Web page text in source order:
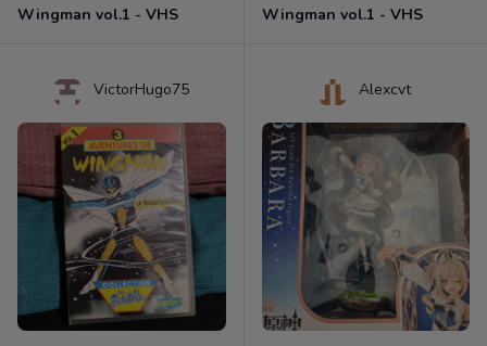
Wingman vol.1 - VHS Wingman vol.1 - VHS
VictorHugo75 Alexcvt